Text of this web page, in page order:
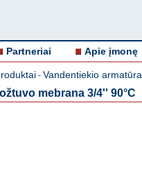
Partneriai Apie įmonę
- Vandentiekio armatūra
mebrana 3/4'' 90°C